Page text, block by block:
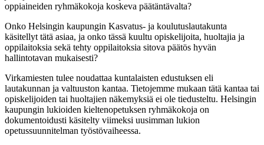
oppiaineiden ryhmäkokoja koskeva päätäntävalta?
Onko Helsingin kaupungin Kasvatus- ja koulutuslautakunta
käsitellyt tätä asiaa, ja onko tässä kuultu opiskelijoita, huoltajia ja
oppilaitoksia sekä tehty oppilaitoksia sitova päätös hyvän
hallintotavan mukaisesti?
Virkamiesten tulee noudattaa kuntalaisten edustuksen eli
lautakunnan ja valtuuston kantaa. Tietojemme mukaan tätä kantaa tai
opiskelijoiden tai huoltajien näkemyksiä ei ole tiedusteltu. Helsingin
kaupungin lukioiden kieltenopetuksen ryhmäkokoja on
dokumentoidusti käsitelty viimeksi uusimman lukion
opetussuunnitelman työstövaiheessa.